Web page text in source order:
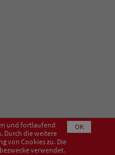
und fortlaufend
Durch die weitere
von Cookies zu. Die
verwendet.
OK